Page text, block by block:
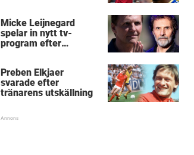
Micke Leijnegard
spelar in nytt tv-
program efter
Preben Elkjaer
svarade efter
tränarens utskällning